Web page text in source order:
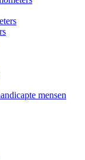
mensen